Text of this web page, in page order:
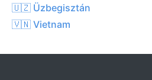
🇺🇿 Üzbegisztán
🇻🇳 Vietnam